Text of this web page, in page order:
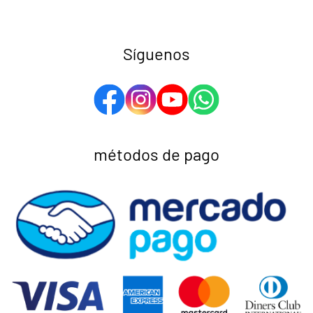
Síguenos
métodos de pago